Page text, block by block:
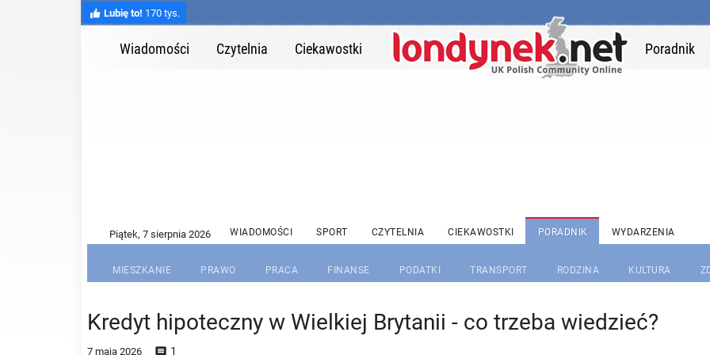
Lubię to! 170 tys.
Wiadomości Czytelnia Ciekawostki Poradnik
WIADOMOŚCI SPORT CZYTELNIA CIEKAWOSTKI PORADNIK WYDARZENIA
MIESZKANIE PRAWO PRACA FINANSE PODATKI TRANSPORT RODZINA KULTURA
Kredyt hipoteczny w Wielkiej Brytanii - co trzeba wiedzieć?
7 maja 2026  1